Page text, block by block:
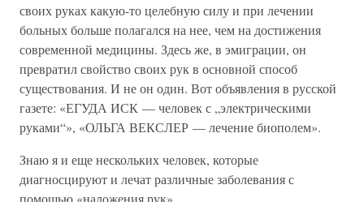
своих руках какую-то целебную силу и при лечении
больных больше полагался на нее, чем на достижения
современной медицины. Здесь же, в эмиграции, он
превратил свойство своих рук в основной способ
существования. И не он один. Вот объявления в русской
газете: «ЕГУДА ИСК — человек с „электрическими
руками“», «ОЛЬГА ВЕКСЛЕР — лечение биополем».
Знаю я и еще нескольких человек, которые
диагносцируют и лечат различные заболевания с
помощью «наложения рук».